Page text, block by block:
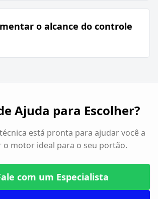
o alcance do controle
Ajuda para Escolher?
está pronta para ajudar você a
o motor ideal para o seu portão.
com um Especialista